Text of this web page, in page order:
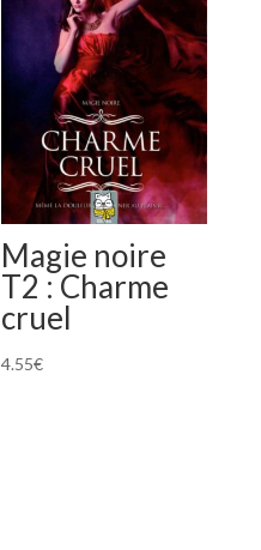
Magie noire
T2 : Charme
cruel
4.55€